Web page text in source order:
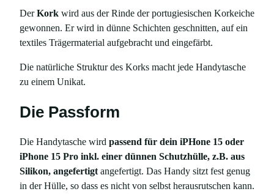
r
o
)
e
n
e
DerKork wird aus der Rinde der portugiesischen Korkeiche
gewonnen. Er wird in dünne Schichten geschnitten, auf ein
textiles Trägermaterial aufgebracht und eingefärbt.
Die natürliche Struktur des Korks macht jede Handytasche
zu einem Unikat.
Die Passform
Die Handytasche wird passend für dein iPHone 15 oder
iPhone 15 Pro inkl. einer dünnen Schutzhülle, z.B. aus
Silikon, angefertigtangefertigt. Das Handy sitzt fest genug
in der Hülle, so dass es nicht von selbst herausrutschen kann.